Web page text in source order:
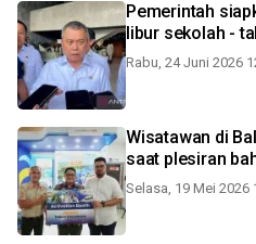
Pemerintah
libur sekolah -
Rabu, 24 Juni 2026
Wisatawan di
saat plesiran
Selasa, 19 Mei 2026